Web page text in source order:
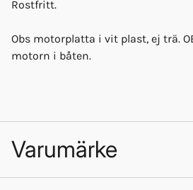
Rostfritt.
Obs motorplatta i vit plast, ej trä.
motorn i båten.
Varumärke